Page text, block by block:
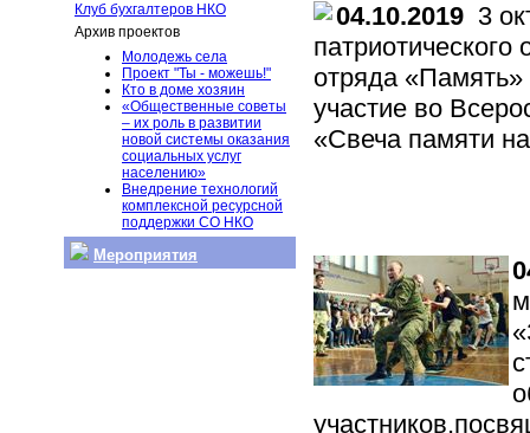
Клуб бухгалтеров НКО
Архив проектов
Молодежь села
Проект "Ты - можешь!"
Кто в доме хозяин
«Общественные советы
– их роль в развитии
новой системы оказания
социальных услуг
населению»
Внедрение технологий
комплексной ресурсной
поддержки СО НКО
Мероприятия
04.10.2019 3
отряда «Память»
участие во
«Свеча памяти